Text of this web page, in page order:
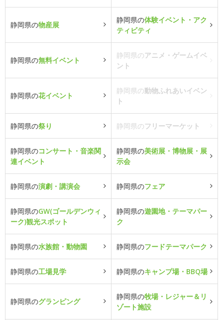
静岡県の物産展
静岡県の体験イベント・アク
ティビティ
静岡県の無料イベント
静岡県のアニメ・ゲームイベ
ント
静岡県の花イベント
静岡県の動物ふれあいイベン
ト
静岡県の祭り 静岡県のフリーマーケット
静岡県のコンサート・音楽関
連イベント
静岡県の美術展・博物展・展
示会
静岡県の演劇・講演会 静岡県のフェア
静岡県のGW(ゴールデンウィ
ーク)観光スポット
静岡県の遊園地・テーマパー
ク
静岡県の水族館・動物園 静岡県のフードテーマパーク
静岡県の工場見学 静岡県のキャンプ場・BBQ場
静岡県のグランピング
静岡県の牧場・レジャー＆リ
ゾート施設